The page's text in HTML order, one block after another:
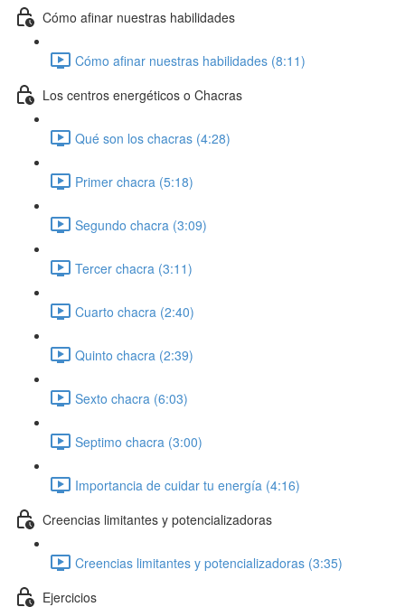
Cómo afinar nuestras habilidades
Cómo afinar nuestras habilidades (8:11)
Los centros energéticos o Chacras
Qué son los chacras (4:28)
Primer chacra (5:18)
Segundo chacra (3:09)
Tercer chacra (3:11)
Cuarto chacra (2:40)
Quinto chacra (2:39)
Sexto chacra (6:03)
Septimo chacra (3:00)
Importancia de cuidar tu energía (4:16)
Creencias limitantes y potencializadoras
Creencias limitantes y potencializadoras (3:35)
Ejercicios